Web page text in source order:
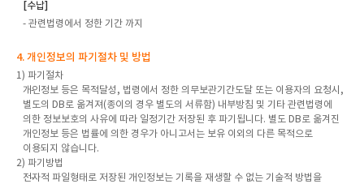
[수납]
- 관련법령에서 정한 기간 까지
4. 개인정보의 파기절차 및 방법
1) 파기절차
개인정보 등은 목적달성, 법령에서 정한 의무보관기간도달 또는 이용자의 요청시,
별도의 DB로 옮겨져(종이의 경우 별도의 서류함) 내부방침 및 기타 관련법령에
의한 정보보호의 사유에 따라 일정기간 저장된 후 파기됩니다. 별도 DB로 옮겨진
개인정보 등은 법률에 의한 경우가 아니고서는 보유 이외의 다른 목적으로
이용되지 않습니다.
2) 파기방법
전자적 파일형태로 저장된 개인정보는 기록을 재생할 수 없는 기술적 방법을